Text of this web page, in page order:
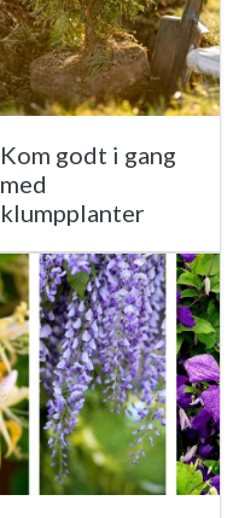
Kom godt i gang
med
klumpplanter